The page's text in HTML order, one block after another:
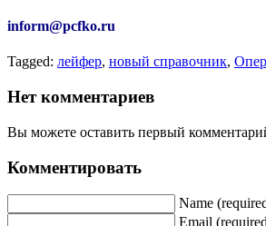
inform@pcfko.ru
Tagged: лейфер, новый справочник,
Нет комментариев
Вы можете оставить первый
Комментировать
Name
Email